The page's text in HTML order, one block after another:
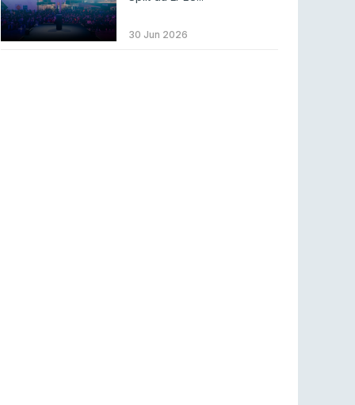
MOUZ surpreende Spirit para vencer BLAST
Bounty
30 Jun 2026